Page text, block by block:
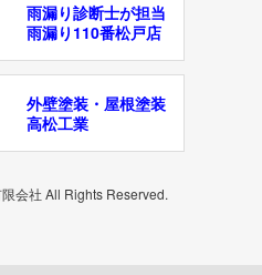
雨漏り診断士が担当
雨漏り110番松戸店
外壁塗装・屋根塗装
高松工業
会社 All Rights Reserved.